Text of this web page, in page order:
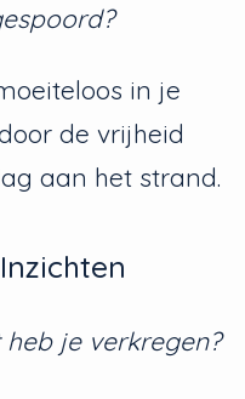
in je
de vrijheid
aan het strand.
je verkregen?